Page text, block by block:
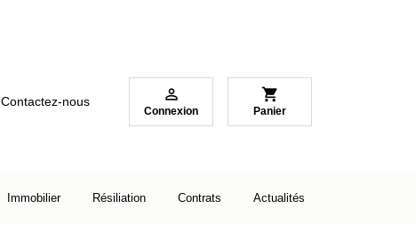
Contactez-nous 
Connexion
shopping_cart
Panier
Immobilier Résiliation Contrats Actualités